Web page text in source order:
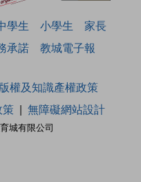
學生 小學生
家長
承諾 教城電子報
城有限公司
版權及知識產權政策
策 無障礙網站設計